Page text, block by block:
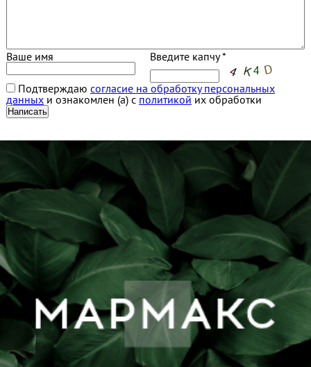
Ваше имя Введите капчу *
Подтверждаю согласие на обработку персональных
данныхи ознакомлен (а) с политикой их обработки